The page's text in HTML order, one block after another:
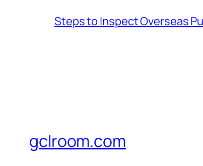
Steps to Inspect Overseas
gclroom.com